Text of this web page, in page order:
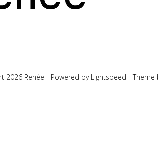
2026 Renée - Powered by Lightspeed -Theme